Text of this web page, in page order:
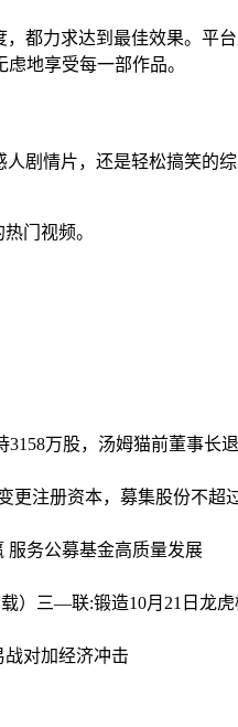
都力求达到最佳效果。平
地享受每一部作品。
剧情片，还是轻松搞笑的
门视频。
万股，汤姆猫前董事长
更注册资本，募集股份不超
服务公募基金高质量发展
）
三—联:锻造10月21日龙
对加经济冲击